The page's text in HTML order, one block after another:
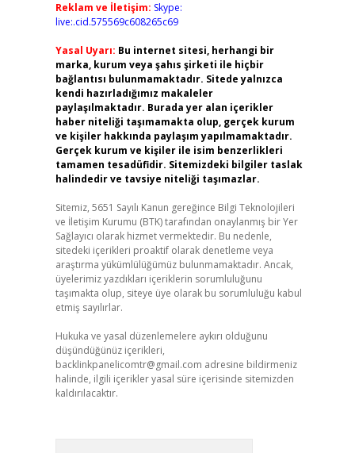
Reklam ve İletişim: Skype:
live:.cid.575569c608265c69
Yasal Uyarı: Bu internet sitesi, herhangi bir
marka, kurum veya şahıs şirketi ile hiçbir
bağlantısı bulunmamaktadır. Sitede yalnızca
kendi hazırladığımız makaleler
paylaşılmaktadır. Burada yer alan içerikler
haber niteliği taşımamakta olup, gerçek kurum
ve kişiler hakkında paylaşım yapılmamaktadır.
Gerçek kurum ve kişiler ile isim benzerlikleri
tamamen tesadüfidir. Sitemizdeki bilgiler taslak
halindedir ve tavsiye niteliği taşımazlar.
Sitemiz, 5651 Sayılı Kanun gereğince Bilgi Teknolojileri
ve İletişim Kurumu (BTK) tarafından onaylanmış bir Yer
Sağlayıcı olarak hizmet vermektedir. Bu nedenle,
sitedeki içerikleri proaktif olarak denetleme veya
araştırma yükümlülüğümüz bulunmamaktadır. Ancak,
üyelerimiz yazdıkları içeriklerin sorumluluğunu
taşımakta olup, siteye üye olarak bu sorumluluğu kabul
etmiş sayılırlar.
Hukuka ve yasal düzenlemelere aykırı olduğunu
düşündüğünüz içerikleri,
backlinkpanelicomtr@gmail.com adresine bildirmeniz
halinde, ilgili içerikler yasal süre içerisinde sitemizden
kaldırılacaktır.